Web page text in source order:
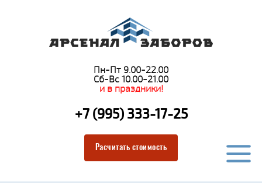
Пн-Пт 9.00-22.00
Сб-Вс 10.00-21.00
и в праздники!
+7 (995) 333-17-25
Расчитать стоимость